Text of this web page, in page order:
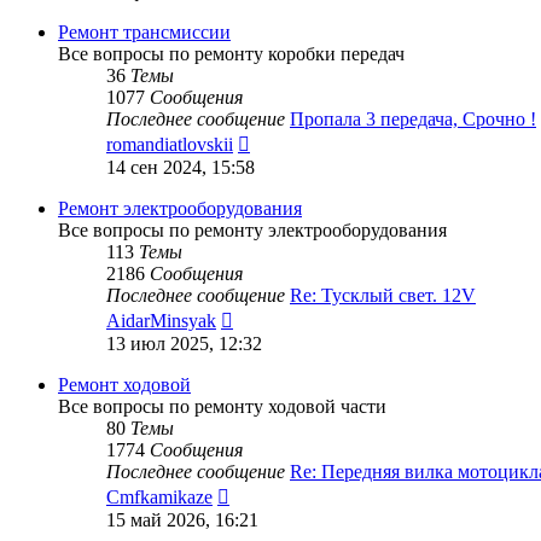
Ремонт трансмиссии
Все вопросы по ремонту коробки передач
36 Темы
1077 Сообщения
Последнее сообщение Пропала 3 передача, Срочно !
romandiatlovskii
к
сообщению
14 сен 2024, 15:58
Ремонт электрооборудования
Все вопросы по ремонту электрооборудования
113 Темы
2186 Сообщения
Последнее сообщение Re: Тусклый свет. 12V
AidarMinsyak
к
13 июл 2025, 12:32
Ремонт ходовой
Все вопросы по ремонту ходовой части
80 Темы
1774 Сообщения
Последнее сообщение Re: Передняя вилка
Cmfkamikaze
к
15 май 2026, 16:21